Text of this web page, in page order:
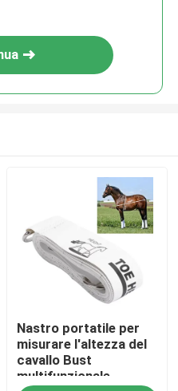
Nastro portatile per
misurare l'altezza del
cavallo Bust
multifunzionale